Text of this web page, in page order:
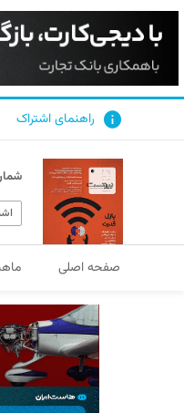
راهنمای اشتراک
شماره
صفحه اصلی